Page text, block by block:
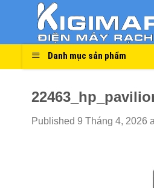
Danh mục sản phẩm
Published 9 Tháng 4, 2026